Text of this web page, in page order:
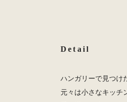
Detail
ハンガリーで見つけ
元々は小さなキッチ